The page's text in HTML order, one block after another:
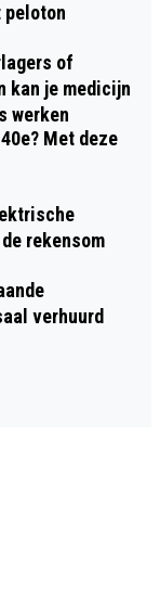
peloton
of
kan je medicijn
werken
Met deze
rekensom
verhuurd